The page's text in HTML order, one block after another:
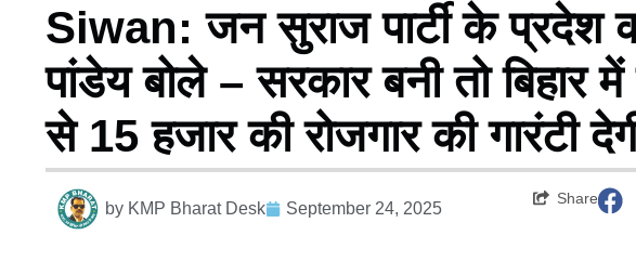
Siwan: जन सुराज पार्टी के प्रदेश
पांडेय बोले – सरकार बनी तो बिहार
से 15 हजार की रोजगार की गारंटी
by KMP Bharat Desk September 24, 2025
Share